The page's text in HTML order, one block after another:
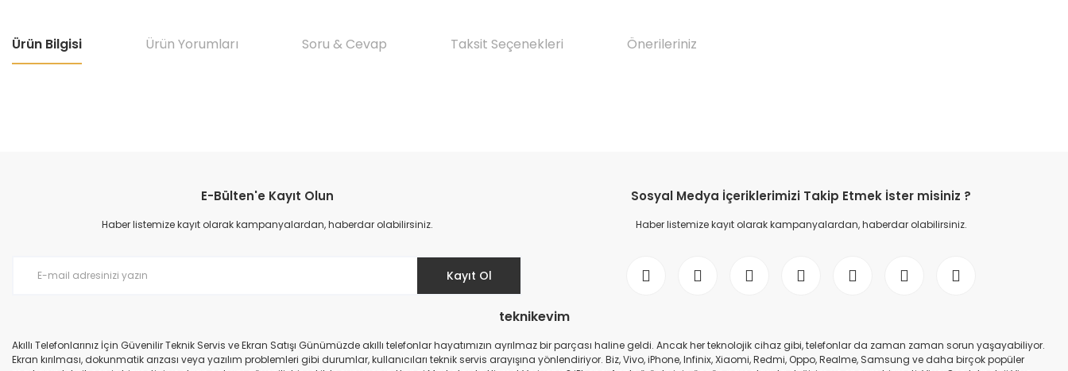
Ürün Bilgisi Ürün Yorumları Soru & Cevap Taksit Seçenekleri Önerileriniz
Ürün resmi kalitesiz, bozuk veya görüntülenemiyor.
Ürün açıklamasında eksik bilgiler bulunuyor.
E-Bülten'e Kayıt Olun
Haber listemize kayıt olarak kampanyalardan, haberdar olabilirsiniz.
Kayıt Ol
Sosyal Medya İçeriklerimizi Takip Etmek İster misiniz ?
Haber listemize kayıt olarak kampanyalardan, haberdar olabilirsiniz.
teknikevim
Akıllı Telefonlarınız İçin Güvenilir Teknik Servis ve Ekran Satışı Günümüzde akıllı telefonlar hayatımızın ayrılmaz bir parçası haline geldi. Ancak her teknolojik cihaz gibi, telefonlar da zaman zaman sorun yaşayabiliyor.
Ekran kırılması, dokunmatik arızası veya yazılım problemleri gibi durumlar, kullanıcıları teknik servis arayışına yönlendiriyor. Biz, Vivo, iPhone, Infinix, Xiaomi, Redmi, Oppo, Realme, Samsung ve daha birçok popüler